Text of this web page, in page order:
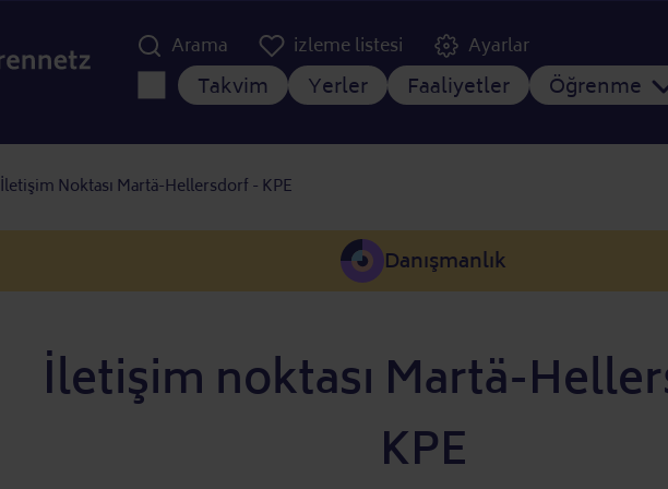
Ana gezinti menüsü
Takvim Yerler Faaliyetler Öğrenme
Menü der Kopfzeile
Arama izleme listesi Ayarlar
İletişim Noktası Martä-Hellersdorf - KPE
Danışmanlık
İletişim noktası Martä-
KPE